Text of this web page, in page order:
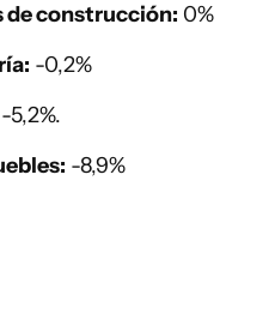
de construcción: 0%
-0,2%
-5,2%.
-8,9%